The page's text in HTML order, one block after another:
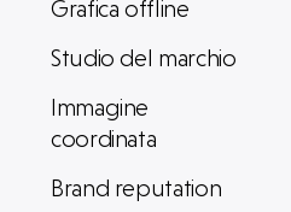
Grafica offline
Studio del marchio
Immagine
coordinata
Brand reputation